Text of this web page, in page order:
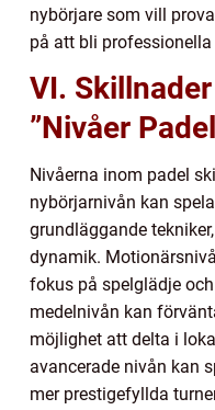
nybörjare som vill
på att bli professionella
VI.
”Nivåer
Nivåerna inom padel
nybörjarnivån kan
grundläggande
dynamik.
fokus på spelglädje
medelnivån kan
möjlighet att delta i
avancerade nivån kan
mer prestigefyllda